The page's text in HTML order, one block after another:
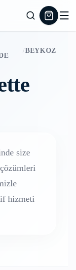
/BEYKOZ
size
çözümleri
hizmeti